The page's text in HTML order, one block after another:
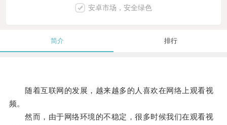
安卓市场，安全绿色
简介 排行
随着互联网的发展，越来越多的人喜欢在网络上观看视
频。
然而，由于网络环境的不稳定，很多时候我们在观看视